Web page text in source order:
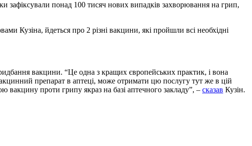
зафіксували понад 100 тисяч нових випадків захворювання на грип,
Кузіна, йдеться про 2 різні вакцини, які пройшли всі необхідні
вакцини. “Це одна з кращих європейських практик, і вона
препарат в аптеці, може отримати цю послугу тут же в цій
вакцину проти грипу якраз на базі аптечного закладу”, – сказав Кузін.